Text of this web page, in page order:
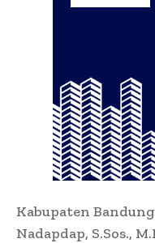
Kabupaten
Nadapdap, S.Sos.,